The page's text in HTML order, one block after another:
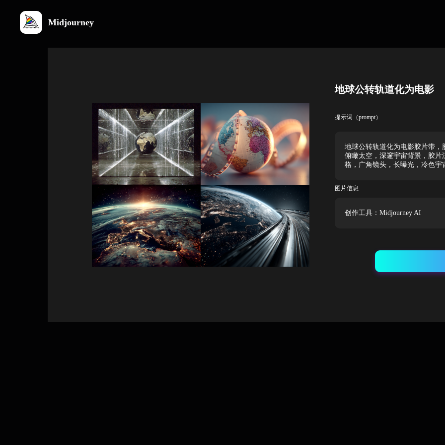
Midjourney
地球公转轨道化为电影
提示词（prompt）
地球公转轨道化为电影胶片带
俯瞰太空，深邃宇宙背景，胶
格，广角镜头，长曝光，冷色
图片信息
创作工具：Midjourney AI